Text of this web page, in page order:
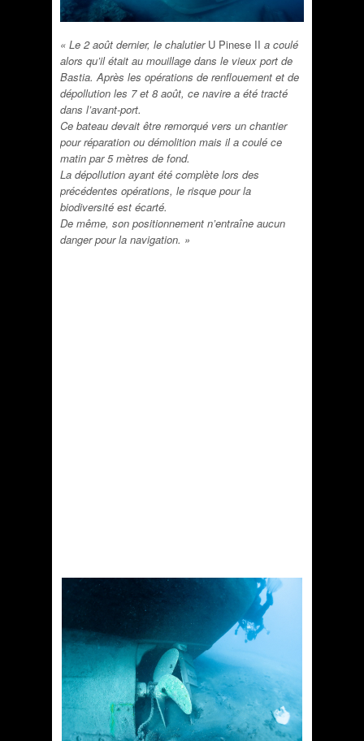
« Le 2 août dernier, le chalutier U Pinese II a coulé
alors qu’il était au mouillage dans le vieux port de
Bastia. Après les opérations de renflouement et de
dépollution les 7 et 8 août, ce navire a été tracté
dans l’avant-port.
Ce bateau devait être remorqué vers un chantier
pour réparation ou démolition mais il a coulé ce
matin par 5 mètres de fond.
La dépollution ayant été complète lors des
précédentes opérations, le risque pour la
biodiversité est écarté.
De même, son positionnement n’entraîne aucun
danger pour la navigation. »